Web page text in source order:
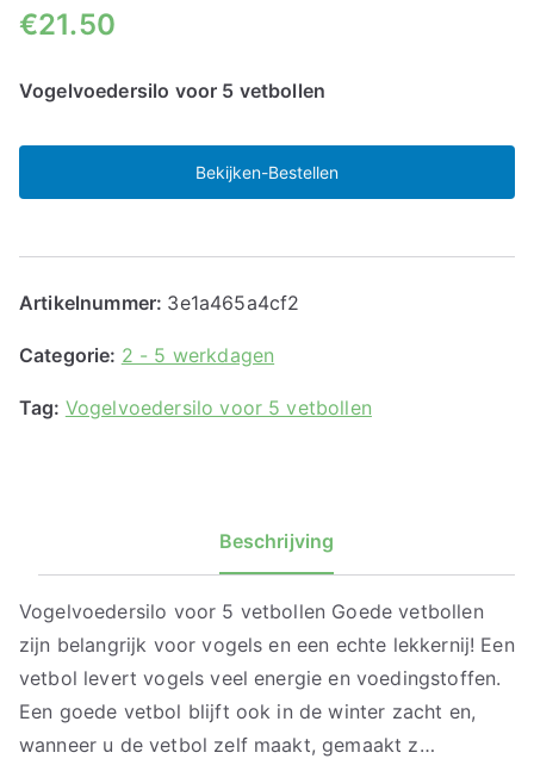
€21.50
Vogelvoedersilo voor 5 vetbollen
Bekijken-Bestellen
Artikelnummer: 3e1a465a4cf2
Categorie: 2 - 5 werkdagen
Tag: Vogelvoedersilo voor 5 vetbollen
Beschrijving
Vogelvoedersilo voor 5 vetbollen Goede vetbollen
zijn belangrijk voor vogels en een echte lekkernij! Een
vetbol levert vogels veel energie en voedingstoffen.
Een goede vetbol blijft ook in de winter zacht en,
wanneer u de vetbol zelf maakt, gemaakt z…